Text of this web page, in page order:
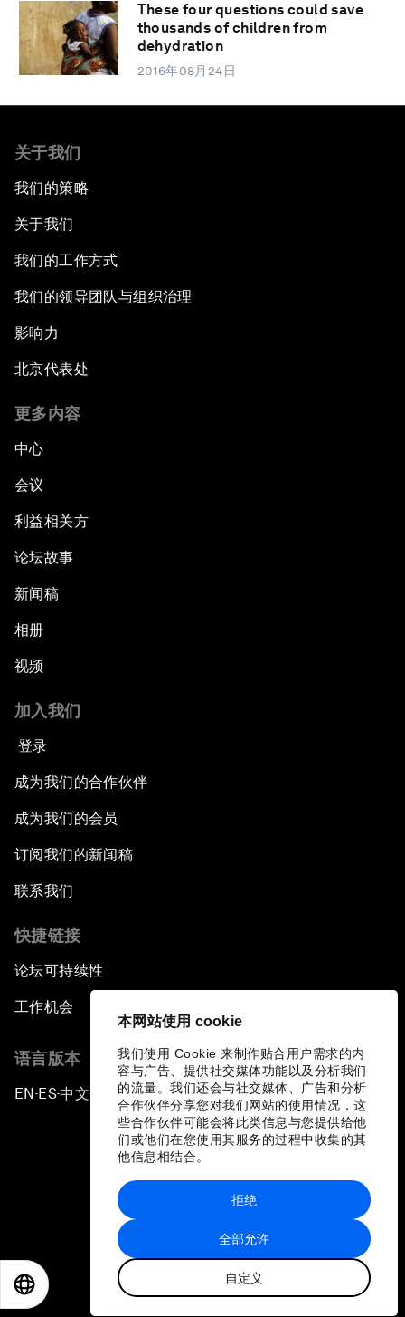
本网站使用 cookie
我们使用 Cookie 来制作贴合用户需求的内
容与广告、提供社交媒体功能以及分析我们
的流量。我们还会与社交媒体、广告和分析
合作伙伴分享您对我们网站的使用情况，这
些合作伙伴可能会将此类信息与您提供给他
们或他们在您使用其服务的过程中收集的其
他信息相结合。
全部允许
自定义
拒绝
These four questions could save
thousands of children from
dehydration
2016年08月24日
关于我们
我们的策略
关于我们
我们的工作方式
我们的领导团队与组织治理
影响力
北京代表处
更多内容
中心
会议
利益相关方
论坛故事
新闻稿
相册
视频
加入我们
登录
成为我们的合作伙伴
成为我们的会员
订阅我们的新闻稿
联系我们
快捷链接
论坛可持续性
工作机会
语言版本
EN ▪ ES▪中文▪ 日本語
站点地图
世界经济论坛